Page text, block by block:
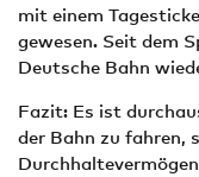
mit einem
gewesen. Seit dem
Deutsche Bahn
Fazit: Es ist
der Bahn zu fahren,